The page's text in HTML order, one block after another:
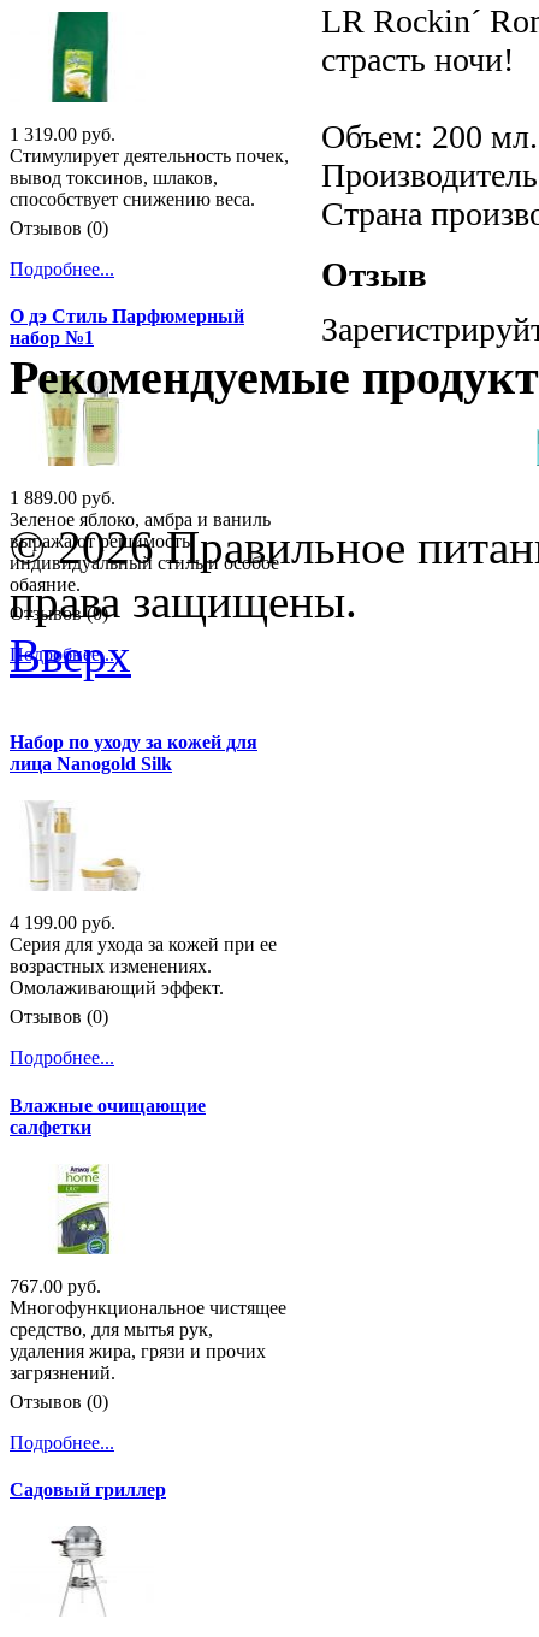
LR Rockin´
страсть ночи!
Объем: 200 мл.
Страна
Отзыв
1 319.00 руб.
Стимулирует деятельность почек,
вывод токсинов, шлаков,
способствует снижению веса.
Отзывов (0)
Подробнее...
О дэ Стиль Парфюмерный
набор №1
1 889.00 руб.
Зеленое яблоко, амбра и ваниль
выражают решимость,
индивидуальный стиль и особое
обаяние.
Отзывов (0)
Подробнее...
Набор по уходу за кожей для
лица Nanogold Silk
4 199.00 руб.
Серия для ухода за кожей при ее
возрастных изменениях.
Омолаживающий эффект.
Отзывов (0)
Подробнее...
Влажные очищающие
салфетки
767.00 руб.
Многофункциональное чистящее
средство, для мытья рук,
удаления жира, грязи и прочих
загрязнений.
Отзывов (0)
Подробнее...
Садовый гриллер
Рекомендуемые
© 2026 Правильное
права защищены.
Вверх